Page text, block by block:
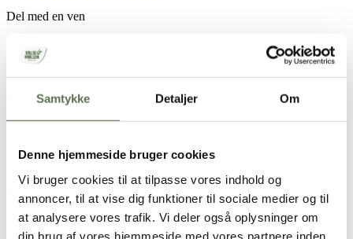
Samtykke Detaljer Om
Denne hjemmeside bruger cookies
Vi bruger cookies til at tilpasse vores indhold og
annoncer, til at vise dig funktioner til sociale medier og til
at analysere vores trafik. Vi deler også oplysninger om
din brug af vores hjemmeside med vores partnere inden
Del med en ven
Hold skærmen tændt
Opskrift
100 g optøede ærter
100 g skyr